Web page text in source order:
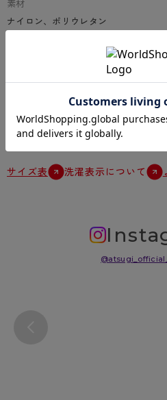
素材
ナイロン、ポリウレタン
骨盤ベルト付、吸汗速乾加工、ナイ
中国
サイズ表 洗濯表示について